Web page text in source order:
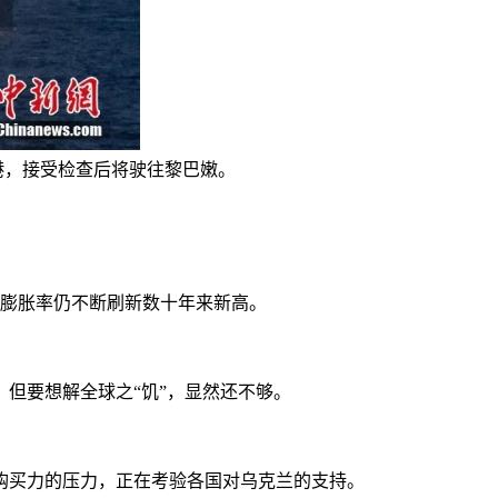
接受检查后将驶往黎巴嫩。
率仍不断刷新数十年来新高。
想解全球之“饥”，显然还不够。
的压力，正在考验各国对乌克兰的支持。